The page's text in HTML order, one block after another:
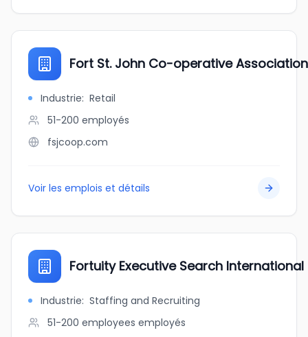
Fort St. John Co-operative Association
Industrie: Retail
51-200 employés
fsjcoop.com
Voir les emplois et détails
Fortuity Executive Search International
Industrie: Staffing and Recruiting
51-200 employees employés